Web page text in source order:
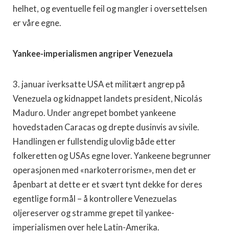
helhet, og eventuelle feil og mangler i oversettelsen
er våre egne.
Yankee-imperialismen angriper Venezuela
3. januar iverksatte USA et militært angrep på
Venezuela og kidnappet landets president, Nicolás
Maduro. Under angrepet bombet yankeene
hovedstaden Caracas og drepte dusinvis av sivile.
Handlingen er fullstendig ulovlig både etter
folkeretten og USAs egne lover. Yankeene begrunner
operasjonen med «narkoterrorisme», men det er
åpenbart at dette er et svært tynt dekke for deres
egentlige formål – å kontrollere Venezuelas
oljereserver og stramme grepet til yankee-
imperialismen over hele Latin-Amerika.